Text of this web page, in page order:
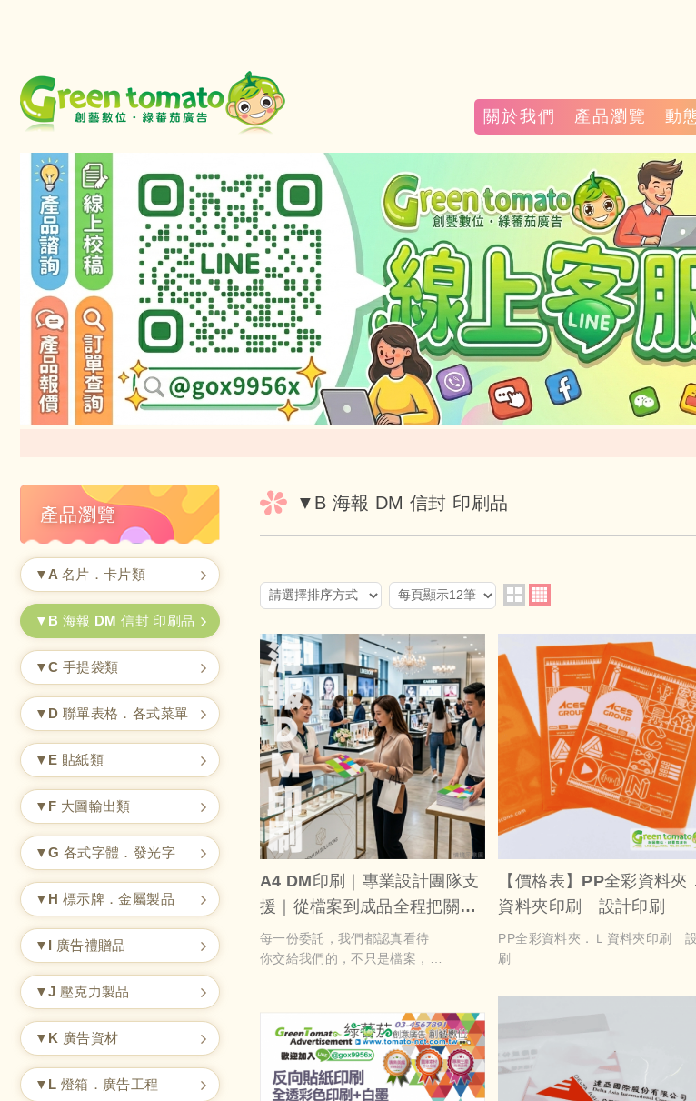
關於我們 產品瀏覽 動
產品瀏覽
▼A 名片．卡片類
▼B 海報 DM 信封 印刷品
▼C 手提袋類
▼D 聯單表格．各式菜單
▼E 貼紙類
▼F 大圖輸出類
▼G 各式字體．發光字
▼H 標示牌．金屬製品
▼I 廣告禮贈品
▼J 壓克力製品
▼K 廣告資材
▼L 燈箱．廣告工程
▼B 海報 DM 信封 印刷品
A4 DM印刷｜專業設計團隊支
援｜從檔案到成品全程把關｜
做你的印刷後盾
每一份委託，我們都認真看待
你交給我們的，不只是檔案，
【價格表】PP全彩資料夾
資料夾印刷 設計印刷
PP全彩資料夾．Ｌ資料夾印刷
刷